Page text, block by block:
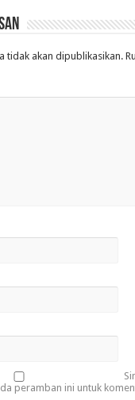
tidak akan dipublikasikan.
peramban ini untuk